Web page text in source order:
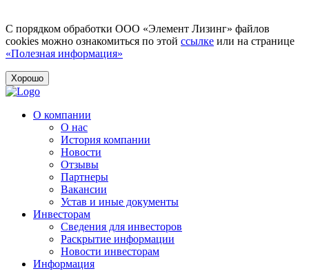
С порядком обработки ООО «Элемент Лизинг» файлов
cookies можно ознакомиться по этой ссылке или на странице
«Полезная информация»
Хорошо
О компании
О нас
История компании
Новости
Отзывы
Партнеры
Вакансии
Устав и иные документы
Инвесторам
Сведения для инвесторов
Раскрытие информации
Новости инвесторам
Информация